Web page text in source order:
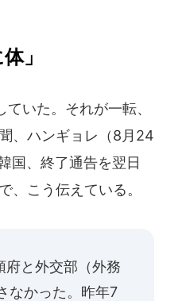
」
いた。それが一転、
、ハンギョレ（8月24
国、終了通告を翌日
、こう伝えている。
府と外交部（外務
なかった。昨年7